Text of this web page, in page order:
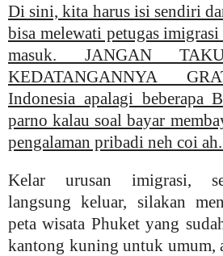
Di sini, kita harus isi sendiri
bisa melewati petugas
masuk. JANGAN
KEDATANGANNYA
Indonesia apalagi beberapa
parno kalau soal bayar
pengalaman pribadi neh coi
Kelar urusan imigrasi,
langsung keluar, silakan
peta wisata Phuket yang
kantong kuning untuk umum,